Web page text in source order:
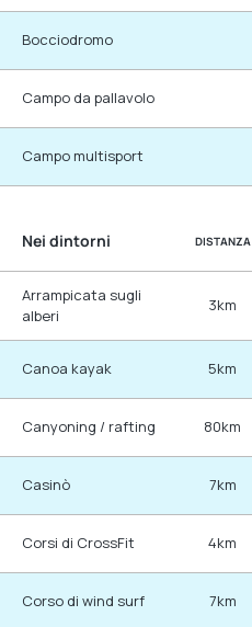
Bocciodromo
Campo da pallavolo
Campo multisport
Nei dintorni DISTANZA
Arrampicata sugli
alberi
3km
Canoa kayak 5km
Canyoning / rafting 80km
Casinò 7km
Corsi di CrossFit 4km
Corso di wind surf 7km